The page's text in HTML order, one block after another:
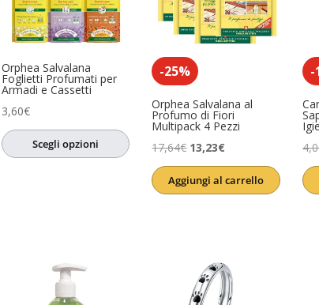
(0)
Orphea Salvalana
Foglietti Profumati per
Armadi e Cassetti
3,60€
Scegli opzioni
-25%
Orphea Salvalana al
Profumo di Fiori
Multipack 4 Pezzi
17,64€ Il
prezzo
originale
13,23€Il
prezzo
attuale
Aggiungi al carrello
-